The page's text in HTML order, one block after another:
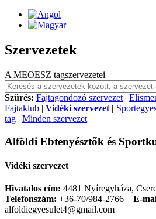
Szervezetek
A MEOESZ tagszervezetei
Szűrés: Fajtagondozó szervezet |
Fajtaklub | Vidéki szervezet |
tag | Minden szervezet
Alföldi Ebtenyésztők és
Vidéki szervezet
Hivatalos cím: 4481 Nyíregyháza,
Telefonszám: +36-70/984-2766
E-
alfoldiegyesulet4@gmail.com